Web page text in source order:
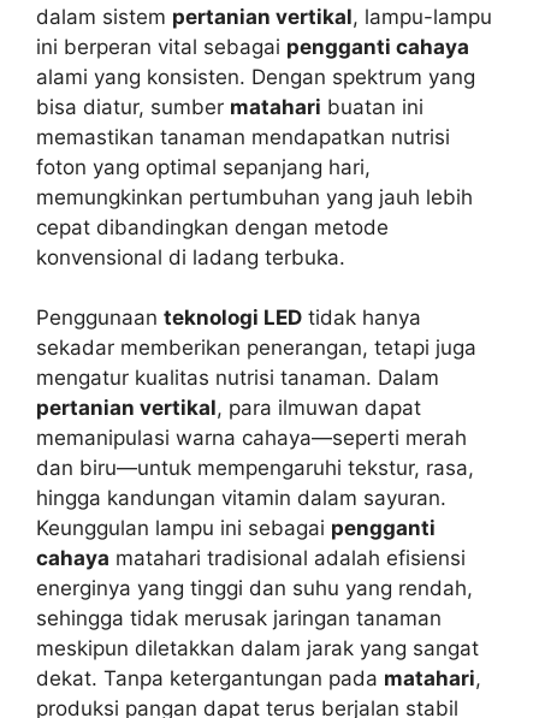
dalam sistem pertanian vertikal, lampu-lampu
ini berperan vital sebagai pengganti cahaya
alami yang konsisten. Dengan spektrum yang
bisa diatur, sumber matahari buatan ini
memastikan tanaman mendapatkan nutrisi
foton yang optimal sepanjang hari,
memungkinkan pertumbuhan yang jauh lebih
cepat dibandingkan dengan metode
konvensional di ladang terbuka.
Penggunaan teknologi LED tidak hanya
sekadar memberikan penerangan, tetapi juga
mengatur kualitas nutrisi tanaman. Dalam
pertanian vertikal, para ilmuwan dapat
memanipulasi warna cahaya—seperti merah
dan biru—untuk mempengaruhi tekstur, rasa,
hingga kandungan vitamin dalam sayuran.
Keunggulan lampu ini sebagai pengganti
cahaya matahari tradisional adalah efisiensi
energinya yang tinggi dan suhu yang rendah,
sehingga tidak merusak jaringan tanaman
meskipun diletakkan dalam jarak yang sangat
dekat. Tanpa ketergantungan pada matahari,
produksi pangan dapat terus berjalan stabil